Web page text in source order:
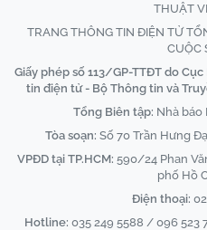
THUẬT
TRANG THÔNG TIN ĐIỆN TỬ
CUỘC
Giấy phép số 113/GP-TTĐT do
tin điện tử - Bộ Thông tin và
Tổng Biên tập: Nhà báo
Tòa soạn: Số 70 Trần Hưng
VPĐD tại TP.HCM: 590/24 Phan
phố Hồ
Điện thoại:
Hotline: 035 249 5588 / 096 523